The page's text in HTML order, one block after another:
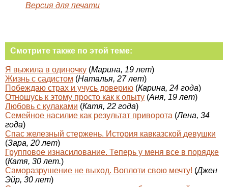
Версия для печати
Смотрите также по этой теме:
Я выжила в одиночку (Марина, 19 лет)
Жизнь с садистом (Наталья, 27 лет)
Побеждаю страх и учусь доверию (Карина, 24 года)
Отношусь к этому просто как к опыту (Аня, 19 лет)
Любовь с кулаками (Катя, 22 года)
Семейное насилие как результат приворота (Лена, 34
года)
Спас железный стержень. История кавказской девушки
(Зара, 20 лет)
Групповое изнасилование. Теперь у меня все в порядке
(Катя, 30 лет.)
Саморазрушение не выход. Воплоти свою мечту! (Джен
Эйр, 30 лет)